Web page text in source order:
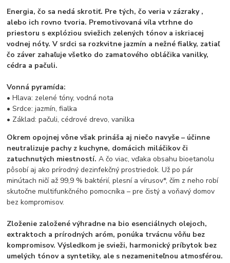
Energia, čo sa nedá skrotiť. Pre tých, čo veria v zázraky ,
alebo ich rovno tvoria. Premotivovaná víla vtrhne do
priestoru s explóziou sviežich zelených tónov a iskriacej
vodnej nóty. V srdci sa rozkvitne jazmín a nežné fialky, zatiaľ
čo záver zahaľuje všetko do zamatového obláčika vanilky,
cédra a pačuli.
Vonná pyramída:
• Hlava: zelené tóny, vodná nota
• Srdce: jazmín, fialka
• Základ: pačuli, cédrové drevo, vanilka
Okrem opojnej vône však prináša aj niečo navyše – účinne
neutralizuje pachy z kuchyne, domácich miláčikov či
zatuchnutých miestností. A čo viac, vďaka obsahu bioetanolu
pôsobí aj ako prírodný dezinfekčný prostriedok. Už po pár
minútach ničí až 99,9 % baktérií, plesní a vírusov*, čím z neho robí
skutočne multifunkčného pomocníka – pre čistý a voňavý domov
bez kompromisov.
Zloženie založené výhradne na bio esenciálnych olejoch,
extraktoch a prírodných aróm, ponúka trvácnu vôňu bez
kompromisov. Výsledkom je svieži, harmonický príbytok bez
umelých tónov a syntetiky, ale s nezameniteľnou atmosférou.